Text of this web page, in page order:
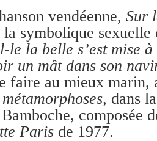
vendéenne, Sur
symbolique sexuelle
la belle s’est mise
un mât dans son
faire au mieux marin,
, dans
composée
Paris de 1977.